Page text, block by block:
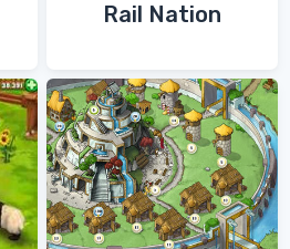
Rail Nation